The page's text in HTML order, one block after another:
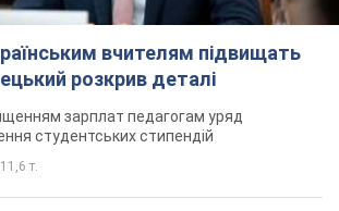
вчителям підвищать
розкрив деталі
зарплат педагогам уряд
студентських стипендій
11,6 т.